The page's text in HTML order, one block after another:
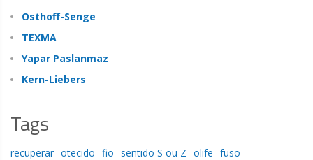
Osthoff-Senge
TEXMA
Yapar Paslanmaz
Kern-Liebers
Tags
recuperar otecido fio sentido S ou Z olife fuso